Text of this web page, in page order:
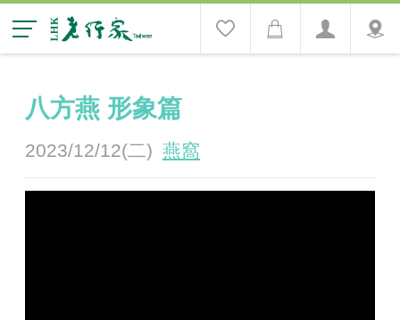
八方燕 形象篇
2023/12/12(二) 燕窩